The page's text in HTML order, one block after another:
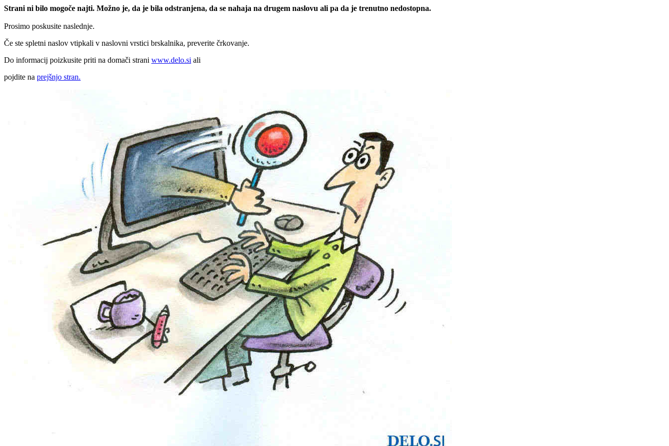
Strani ni bilo mogoče najti. Možno je, da je bila odstranjena, da se nahaja na drugem naslovu ali pa da je trenutno nedostopna.
Prosimo poskusite naslednje.
Če ste spletni naslov vtipkali v naslovni vrstici brskalnika, preverite črkovanje.
Do informacij poizkusite priti na domači strani www.delo.si ali
pojdite na prejšnjo stran.